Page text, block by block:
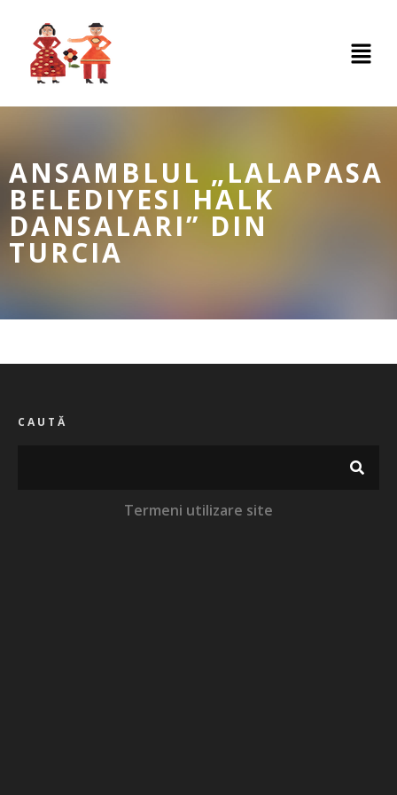
ANSAMBLUL „LALAPASA
BELEDIYESI HALK
DANSALARI” DIN
TURCIA
CAUTĂ
Termeni utilizare site